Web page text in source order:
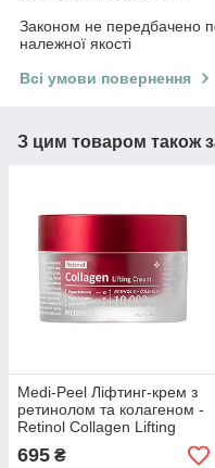
Законом не передбачено
належної якості
Всі умови повернення
З цим товаром також
Medi-Peel Ліфтинг-крем з
ретинолом та колагеном -
Retinol Collagen Lifting
Cream 50 ml
695 ₴